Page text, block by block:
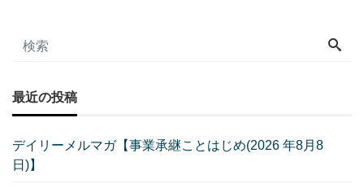
最近の投稿
デイリーメルマガ【事業承継ことはじめ(2026 年8月8
日)】